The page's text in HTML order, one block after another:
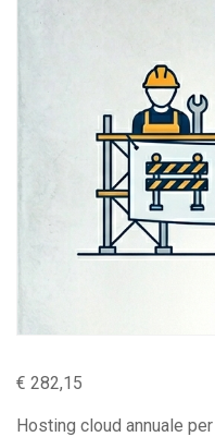
€ 282,15
Hosting cloud annuale